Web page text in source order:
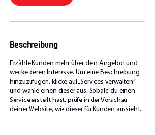
Beschreibung
Erzähle Kunden mehr über dein Angebot und
wecke deren Interesse. Um eine Beschreibung
hinzuzufügen, klicke auf „Services verwalten“
und wähle einen dieser aus. Sobald du einen
Service erstellt hast, prüfe in der Vorschau
deiner Website, wie dieser für Kunden aussieht.